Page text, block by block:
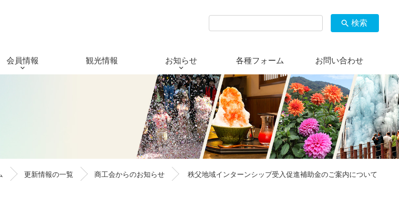
search 検索
会員情報 観光情報 お知らせ 各種フォーム お問い合わせ
更新情報の一覧 商工会からのお知らせ 秩父地域インターンシップ受入促進補助金のご案内について